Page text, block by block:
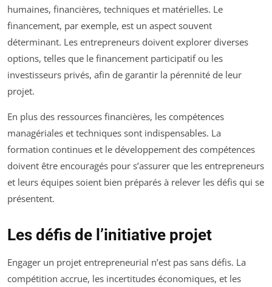
humaines, financières, techniques et matérielles. Le
financement, par exemple, est un aspect souvent
déterminant. Les entrepreneurs doivent explorer diverses
options, telles que le financement participatif ou les
investisseurs privés, afin de garantir la pérennité de leur
projet.
En plus des ressources financières, les compétences
managériales et techniques sont indispensables. La
formation continues et le développement des compétences
doivent être encouragés pour s’assurer que les entrepreneurs
et leurs équipes soient bien préparés à relever les défis qui se
présentent.
Les défis de l’initiative projet
Engager un projet entrepreneurial n’est pas sans défis. La
compétition accrue, les incertitudes économiques, et les